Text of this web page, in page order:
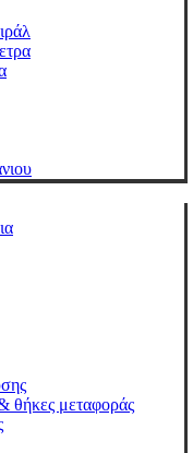
θήκες μεταφοράς